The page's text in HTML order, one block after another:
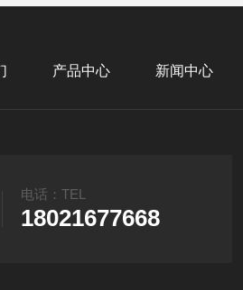
产品中心 新闻中心
电话：TEL
18021677668